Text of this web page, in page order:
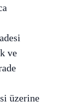
ve
üzerine